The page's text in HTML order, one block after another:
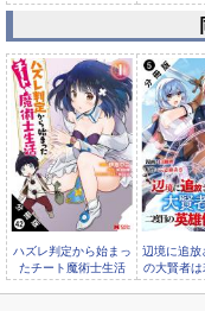
は、わがまま...
は、わ
ハズレスキル『ガチ
ャ』で追放された俺
ハズレ判定から始まっ
たチート魔術士生活
（コミック） 分冊版
辺境に追放
の大賢者は
度目の英